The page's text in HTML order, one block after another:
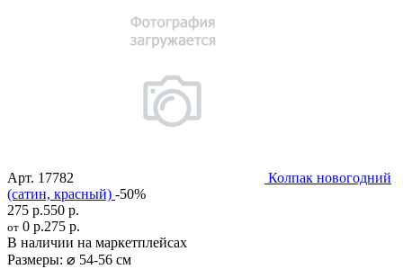
Арт. 17782
Колпак новогодний
(сатин, красный) -50%
275 р.550 р.
от 0 р.275 р.
В наличии на маркетплейсах
Размеры: ⌀ 54-56 см